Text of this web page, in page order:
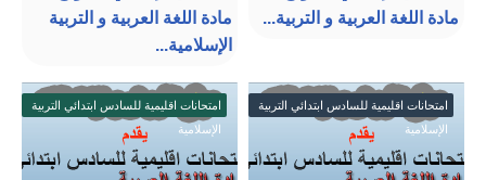
مادة اللغة العربية و التربية...
مادة اللغة العربية و التربية
الإسلامية...
امتحانات اقليمية للسادس ابتدائي التربية
الإسلامية
امتحانات اقليمية للسادس ابتدائي التربية
الإسلامية